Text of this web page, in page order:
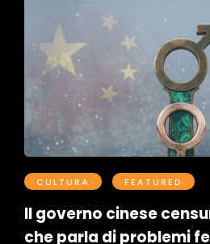
CULTURA FEATURED
Il governo cinese
che parla di problemi